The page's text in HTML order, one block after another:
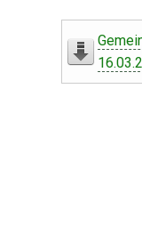
Leben in